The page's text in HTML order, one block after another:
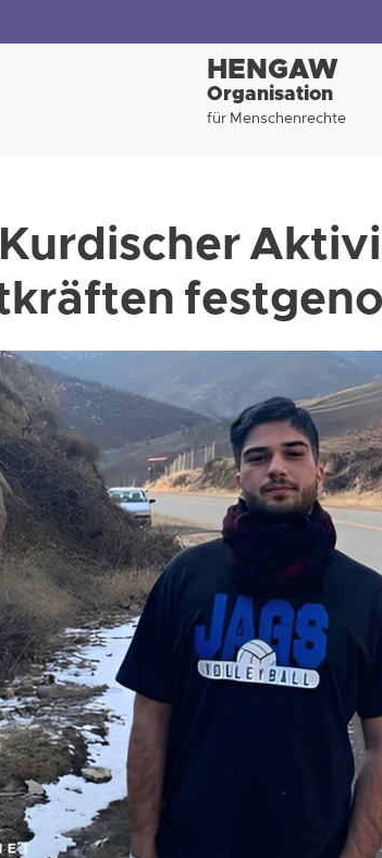
HENGAW
Organisation
für Menschenrechte